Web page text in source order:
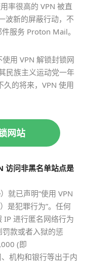
率很高的 VPN 被直
波新的屏蔽行动，不
服务 Proton Mail。
用 VPN 解锁封锁网
民族主义运动党一年
久的将来，VPN 使用
网站
访问非黑名单站点是
就已声明“使用 VPN
是犯罪行为”。任何
IP 进行匿名网络行为
款或者入狱的惩
(即
机构和银行等出于内